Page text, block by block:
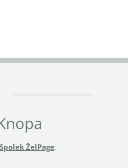
Spolek ŽelPage.